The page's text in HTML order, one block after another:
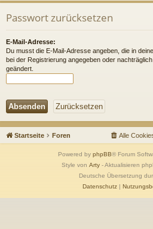
Passwort zurücksetzen
E-Mail-Adresse:
Du musst die E-Mail-Adresse angeben, die in
bei der Registrierung angegeben oder
geändert.
Startseite Foren Alle
Powered by phpBB® Forum
Style von Arty- Aktualisieren
Deutsche Übersetzung
Datenschutz|